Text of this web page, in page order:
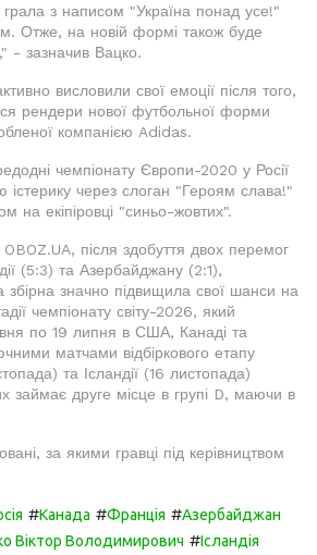
грала з написом "Україна понад усе!"
Отже, на новій формі також буде
- зазначив Вацко.
висловили свої емоції після того,
рендери нової футбольної форми
компанією Adidas.
чемпіонату Європи-2020 у Росії
істерику через слоган "Героям слава!"
на екіпіровці "синьо-жовтих".
після здобуття двох перемог
(5:3) та Азербайджану (2:1),
збірна значно підвищила свої шанси на
чемпіонату світу-2026, який
по 19 липня в США, Канаді та
матчами відбіркового етапу
та Ісландії (16 листопада)
займає друге місце в групі D, маючи в
за якими гравці під керівництвом
#Канада #Франція #Азербайджан
Віктор Володимирович #Ісландія